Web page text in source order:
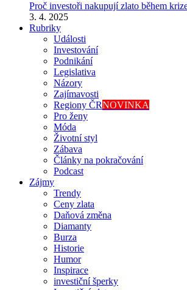
Proč investoři nakupují zlato během
3. 4. 2025
Rubriky
Události
Investování
Podnikání
Legislativa
Názory
Zajímavosti
Regiony ČRNOVINKA
Pro ženy
Móda
Životní styl
Zábava
Články na pokračování
Podcast
Zájmy
Trendy
Ceny zlata
Daňová změna
Diamanty
Burza
Historie
Humor
Inspirace
investiční šperky